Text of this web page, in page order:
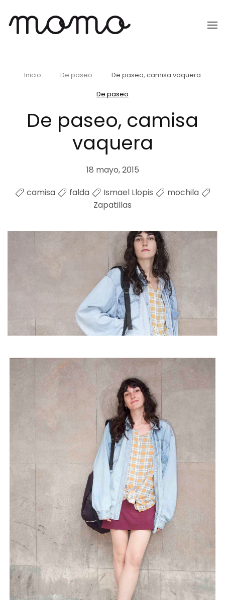
Ir
Inicio De paseo
De paseo, camisa vaquera
De paseo
De paseo, camisa
vaquera
18 mayo, 2015
camisa
falda Ismael Llopis
mochila
Zapatillas